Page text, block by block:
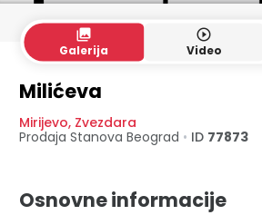
collections
Galerija
play_circle_outline
Video
Milićeva
Mirijevo, Zvezdara
Prodaja Stanova Beograd • ID 77873
Osnovne informacije